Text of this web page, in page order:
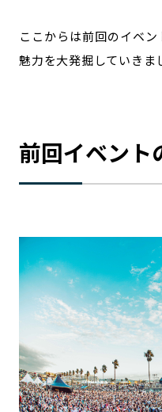
ここからは前回のイベ
魅力を大発掘していきま
前回イベント